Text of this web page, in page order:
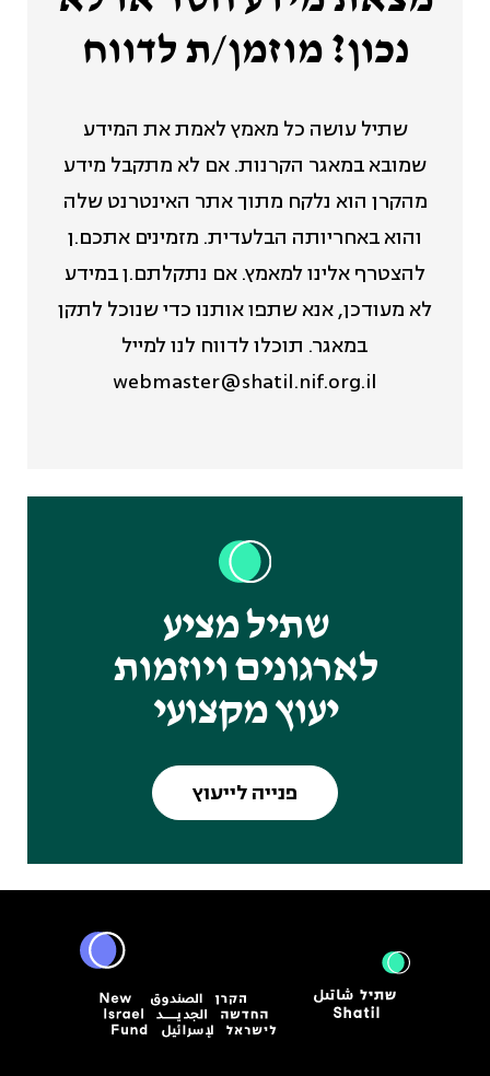
נכון? מוזמן/ת לדווח
שתיל עושה כל מאמץ לאמת את המידע
שמובא במאגר הקרנות. אם לא מתקבל מידע
מהקרן הוא נלקח מתוך אתר האינטרנט שלה
והוא באחריותה הבלעדית. מזמינים אתכם.ן
להצטרף אלינו למאמץ. אם נתקלתם.ן במידע
לא מעודכן, אנא שתפו אותנו כדי שנוכל לתקן
במאגר. תוכלו לדווח לנו למייל
webmaster@shatil.nif.org.il
שתיל מציע
לארגונים ויוזמות
יעוץ מקצועי
פנייה לייעוץ